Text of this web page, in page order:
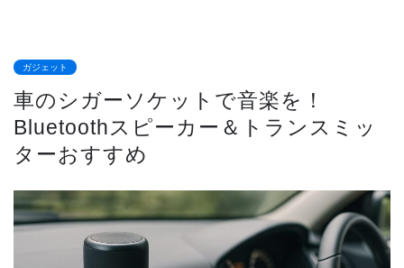
ガジェット
車のシガーソケットで音楽を！
Bluetoothスピーカー＆トランスミッ
ターおすすめ